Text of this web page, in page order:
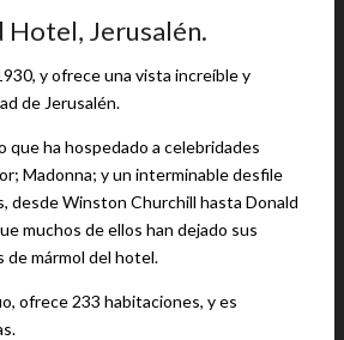
Hotel, Jerusalén.
y ofrece una vista increíble y
de Jerusalén.
que ha hospedado a celebridades
Madonna; y un interminable desfile
desde Winston Churchill hasta Donald
muchos de ellos han dejado sus
de mármol del hotel.
ofrece 233 habitaciones, y es